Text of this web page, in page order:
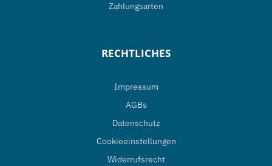
Zahlungsarten
RECHTLICHES
Impressum
AGBs
Datenschutz
Cookieeinstellungen
Widerrufsrecht